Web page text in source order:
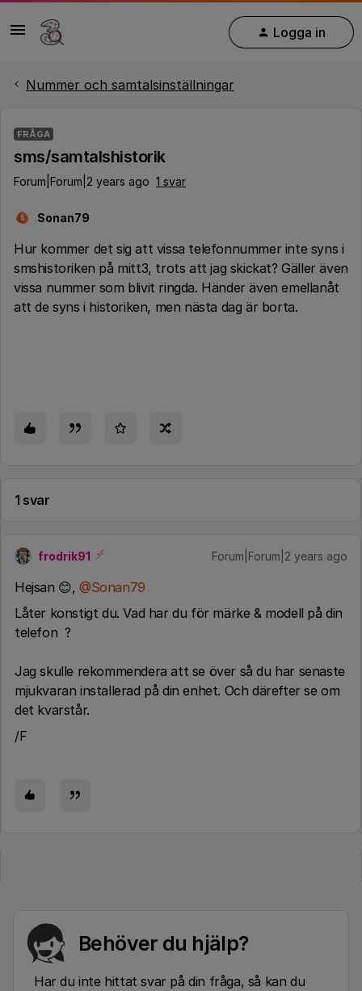
Logga in
Nummer och samtalsinställningar
FRÅGA
sms/samtalshistorik
Forum|Forum|2 years ago 1 svar
S Sonan79
Hur kommer det sig att vissa telefonnummer inte syns i
smshistoriken på mitt3, trots att jag skickat? Gäller även
vissa nummer som blivit ringda. Händer även emellanåt
att de syns i historiken, men nästa dag är borta.
1 svar
frodrik91 Forum|Forum|2 years ago
Hejsan 😊, @Sonan79
Låter konstigt du. Vad har du för märke & modell på din
telefon ?
Jag skulle rekommendera att se över så du har senaste
mjukvaran installerad på din enhet. Och därefter se om
det kvarstår.
/F
Behöver du hjälp?
Har du inte hittat svar på din fråga, så kan du